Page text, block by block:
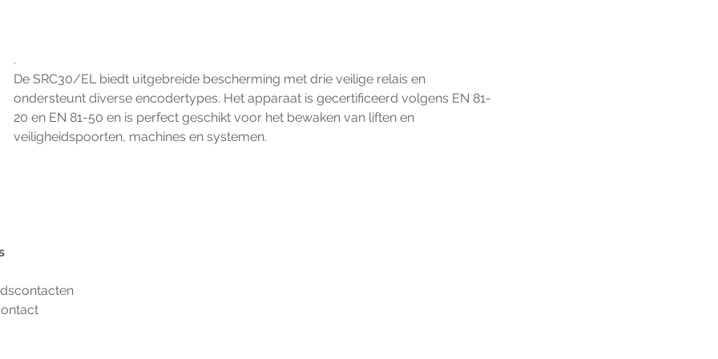
.
De SRC30/EL biedt uitgebreide bescherming met drie veilige relais en
ondersteunt diverse encodertypes. Het apparaat is gecertificeerd volgens EN 81-
20 en EN 81-50 en is perfect geschikt voor het bewaken van liften en
veiligheidspoorten, machines en systemen.